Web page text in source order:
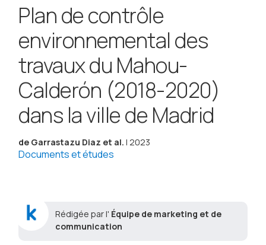
Plan de contrôle
environnemental des
travaux du Mahou-
Calderón (2018-2020)
dans la ville de Madrid
de Garrastazu Diaz et al. | 2023
Documents et études
Rédigée par l' Équipe de marketing et de
communication